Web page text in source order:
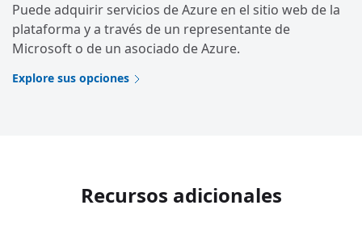
Puede adquirir servicios de Azure en el sitio web de la
plataforma y a través de un representante de
Microsoft o de un asociado de Azure.
Explore sus opciones
Recursos adicionales